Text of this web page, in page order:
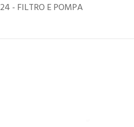
24 - FILTRO E POMPA